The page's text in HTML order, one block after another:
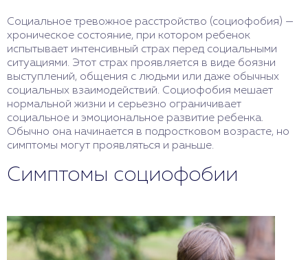
Социальное тревожное расстройство (социофобия) —
хроническое состояние, при котором ребенок
испытывает интенсивный страх перед социальными
ситуациями. Этот страх проявляется в виде боязни
выступлений, общения с людьми или даже обычных
социальных взаимодействий. Социофобия мешает
нормальной жизни и серьезно ограничивает
социальное и эмоциональное развитие ребенка.
Обычно она начинается в подростковом возрасте, но
симптомы могут проявляться и раньше.
Симптомы социофобии